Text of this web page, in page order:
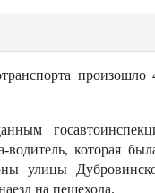
которая
улицы
на пешехода.